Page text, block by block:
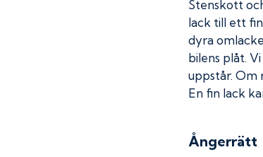
Stenskott
lack till ett
dyra
bilens plåt.
uppstår. Om
En fin lack
Ångerrätt